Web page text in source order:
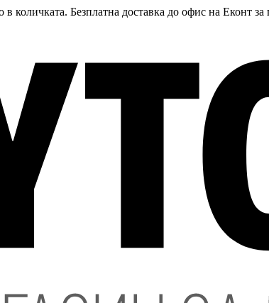
количката. Безплатна доставка до офис на Еконт